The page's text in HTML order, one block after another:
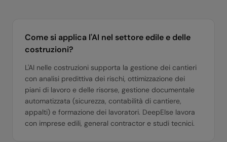
Come si applica l'AI nel settore edile e delle
costruzioni?
L'AI nelle costruzioni supporta la gestione dei cantieri
con analisi predittiva dei rischi, ottimizzazione dei
piani di lavoro e delle risorse, gestione documentale
automatizzata (sicurezza, contabilità di cantiere,
appalti) e formazione dei lavoratori. DeepElse lavora
con imprese edili, general contractor e studi tecnici.